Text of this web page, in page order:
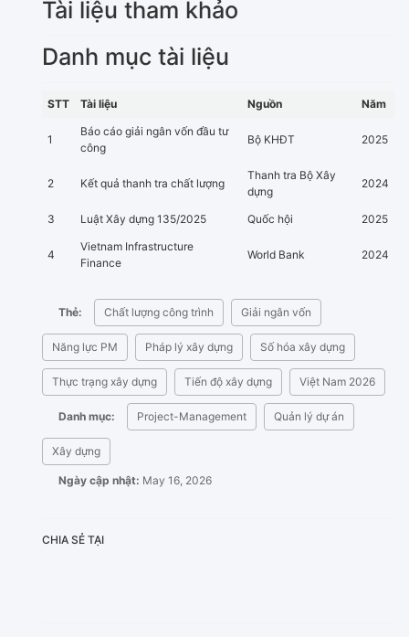
Tài liệu tham khảo
Danh mục tài liệu
STT Tài liệu Nguồn Năm
1
Báo cáo giải ngân vốn đầu tư
công
Bộ KHĐT 2025
2 Kết quả thanh tra chất lượng
Thanh tra Bộ Xây
dựng
2024
3 Luật Xây dựng 135/2025 Quốc hội 2025
4
Vietnam Infrastructure
Finance
World Bank 2024
Thẻ: Chất lượng công trình Giải ngân vốn
Năng lực PM Pháp lý xây dựng Số hóa xây dựng
Thực trạng xây dựng Tiến độ xây dựng Việt Nam 2026
Danh mục: Project-Management Quản lý dự án
Xây dựng
Ngày cập nhật: May 16, 2026
CHIA SẺ TẠI